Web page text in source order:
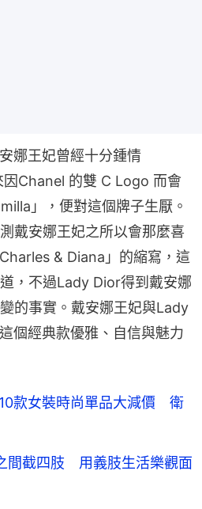
娜王妃曾經十分鍾情
Chanel 的雙 C Logo 而會
」，便對這個牌子生厭。
戴安娜王妃之所以會那麼喜
& Diana」的縮寫，這
，不過Lady Dior得到戴安娜
的事實。戴安娜王妃與Lady
個經典款優雅、自信與魅力
款女裝時尚單品大減價 衛
間截四肢 用義肢生活樂觀面